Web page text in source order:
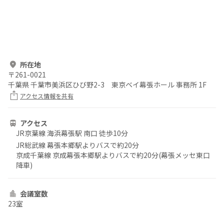
所在地
〒261-0021
千葉県 千葉市美浜区ひび野2-3 東京ベイ幕張ホール 事務所 1F
アクセス情報を共有
アクセス
JR京葉線 海浜幕張駅 南口 徒歩10分
JR総武線 幕張本郷駅よりバスで約20分
京成千葉線 京成幕張本郷駅よりバスで約20分(幕張メッセ東口
降車)
会議室数
23室